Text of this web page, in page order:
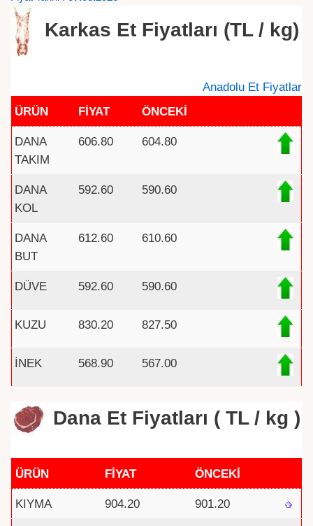
Karkas Et Fiyatları (TL / kg)
Anadolu Et Fiyatlar
ÜRÜN
FİYAT ÖNCEKİ
DANA
TAKIM
606.80 604.80
DANA
KOL
592.60 590.60
DANA
BUT
612.60 610.60
DÜVE 592.60 590.60
KUZU 830.20 827.50
İNEK 568.90 567.00
Dana Et Fiyatları ( TL / kg )
ÜRÜN FİYAT ÖNCEKİ
KIYMA 904.20 901.20